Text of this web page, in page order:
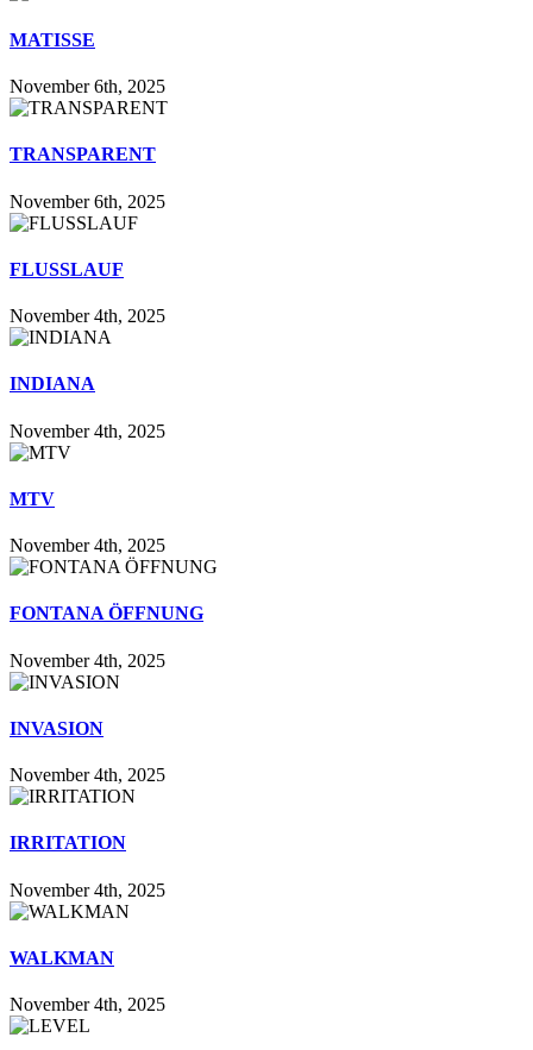
MATISSE
November 6th, 2025
TRANSPARENT
November 6th, 2025
FLUSSLAUF
November 4th, 2025
INDIANA
November 4th, 2025
MTV
November 4th, 2025
FONTANA ÖFFNUNG
November 4th, 2025
INVASION
November 4th, 2025
IRRITATION
November 4th, 2025
WALKMAN
November 4th, 2025